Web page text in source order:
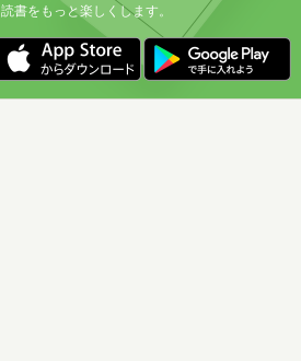
読書をもっと楽しくします。